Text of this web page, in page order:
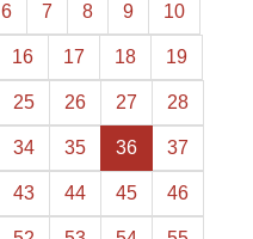
6 7 8 9 10
16 17 18 19
25 26 27 28
34 35 36 37
43 44 45 46